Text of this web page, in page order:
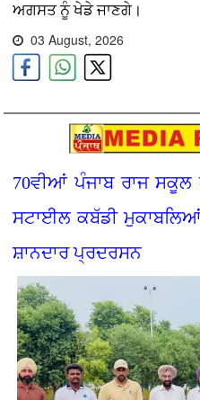
ਅਗਸਤ ਨੂੰ ਖੇਡੇ ਜਾਣਗੇ।
03 August, 2026
70ਵੀਆਂ ਪੰਜਾਬ ਰਾਜ
ਸਟਾਈਲ ਕਬੱਡੀ
ਸ਼ਾਨਦਾਰ ਪ੍ਰਦਰਸਨ